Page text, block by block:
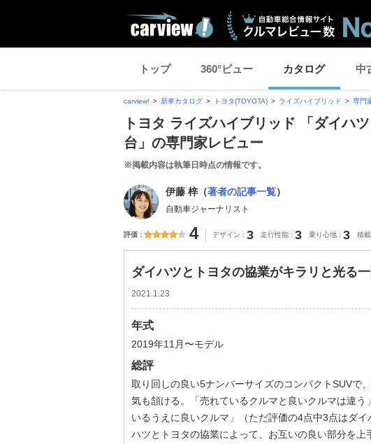
トップ 360°ビュー カタログ 中
carview! 新車カタログ トヨタ(TOYOTA) ライズハイブリッド 専門
トヨタ ライズハイブリッド 「ダイハ
台」の専門家レビュー
※掲載内容は執筆日時点の情報です。
伊藤 梓（著者の記事一覧）
自動車ジャーナリスト
評価 4 デザイン 3 走行性能 3 乗り心地 3 積
ダイハツとトヨタの協業がキラリと光る
2021.1.23
年式
2019年11月〜モデル
総評
取り回しの良い5ナンバーサイズのコンパクトSUVで
気も頷ける。「売れているクルマと良いクルマは違
いるうえに良いクルマ」（ただ評価の4点中3点はダ
ハツとトヨタの協業によって、お互いの良い部分を